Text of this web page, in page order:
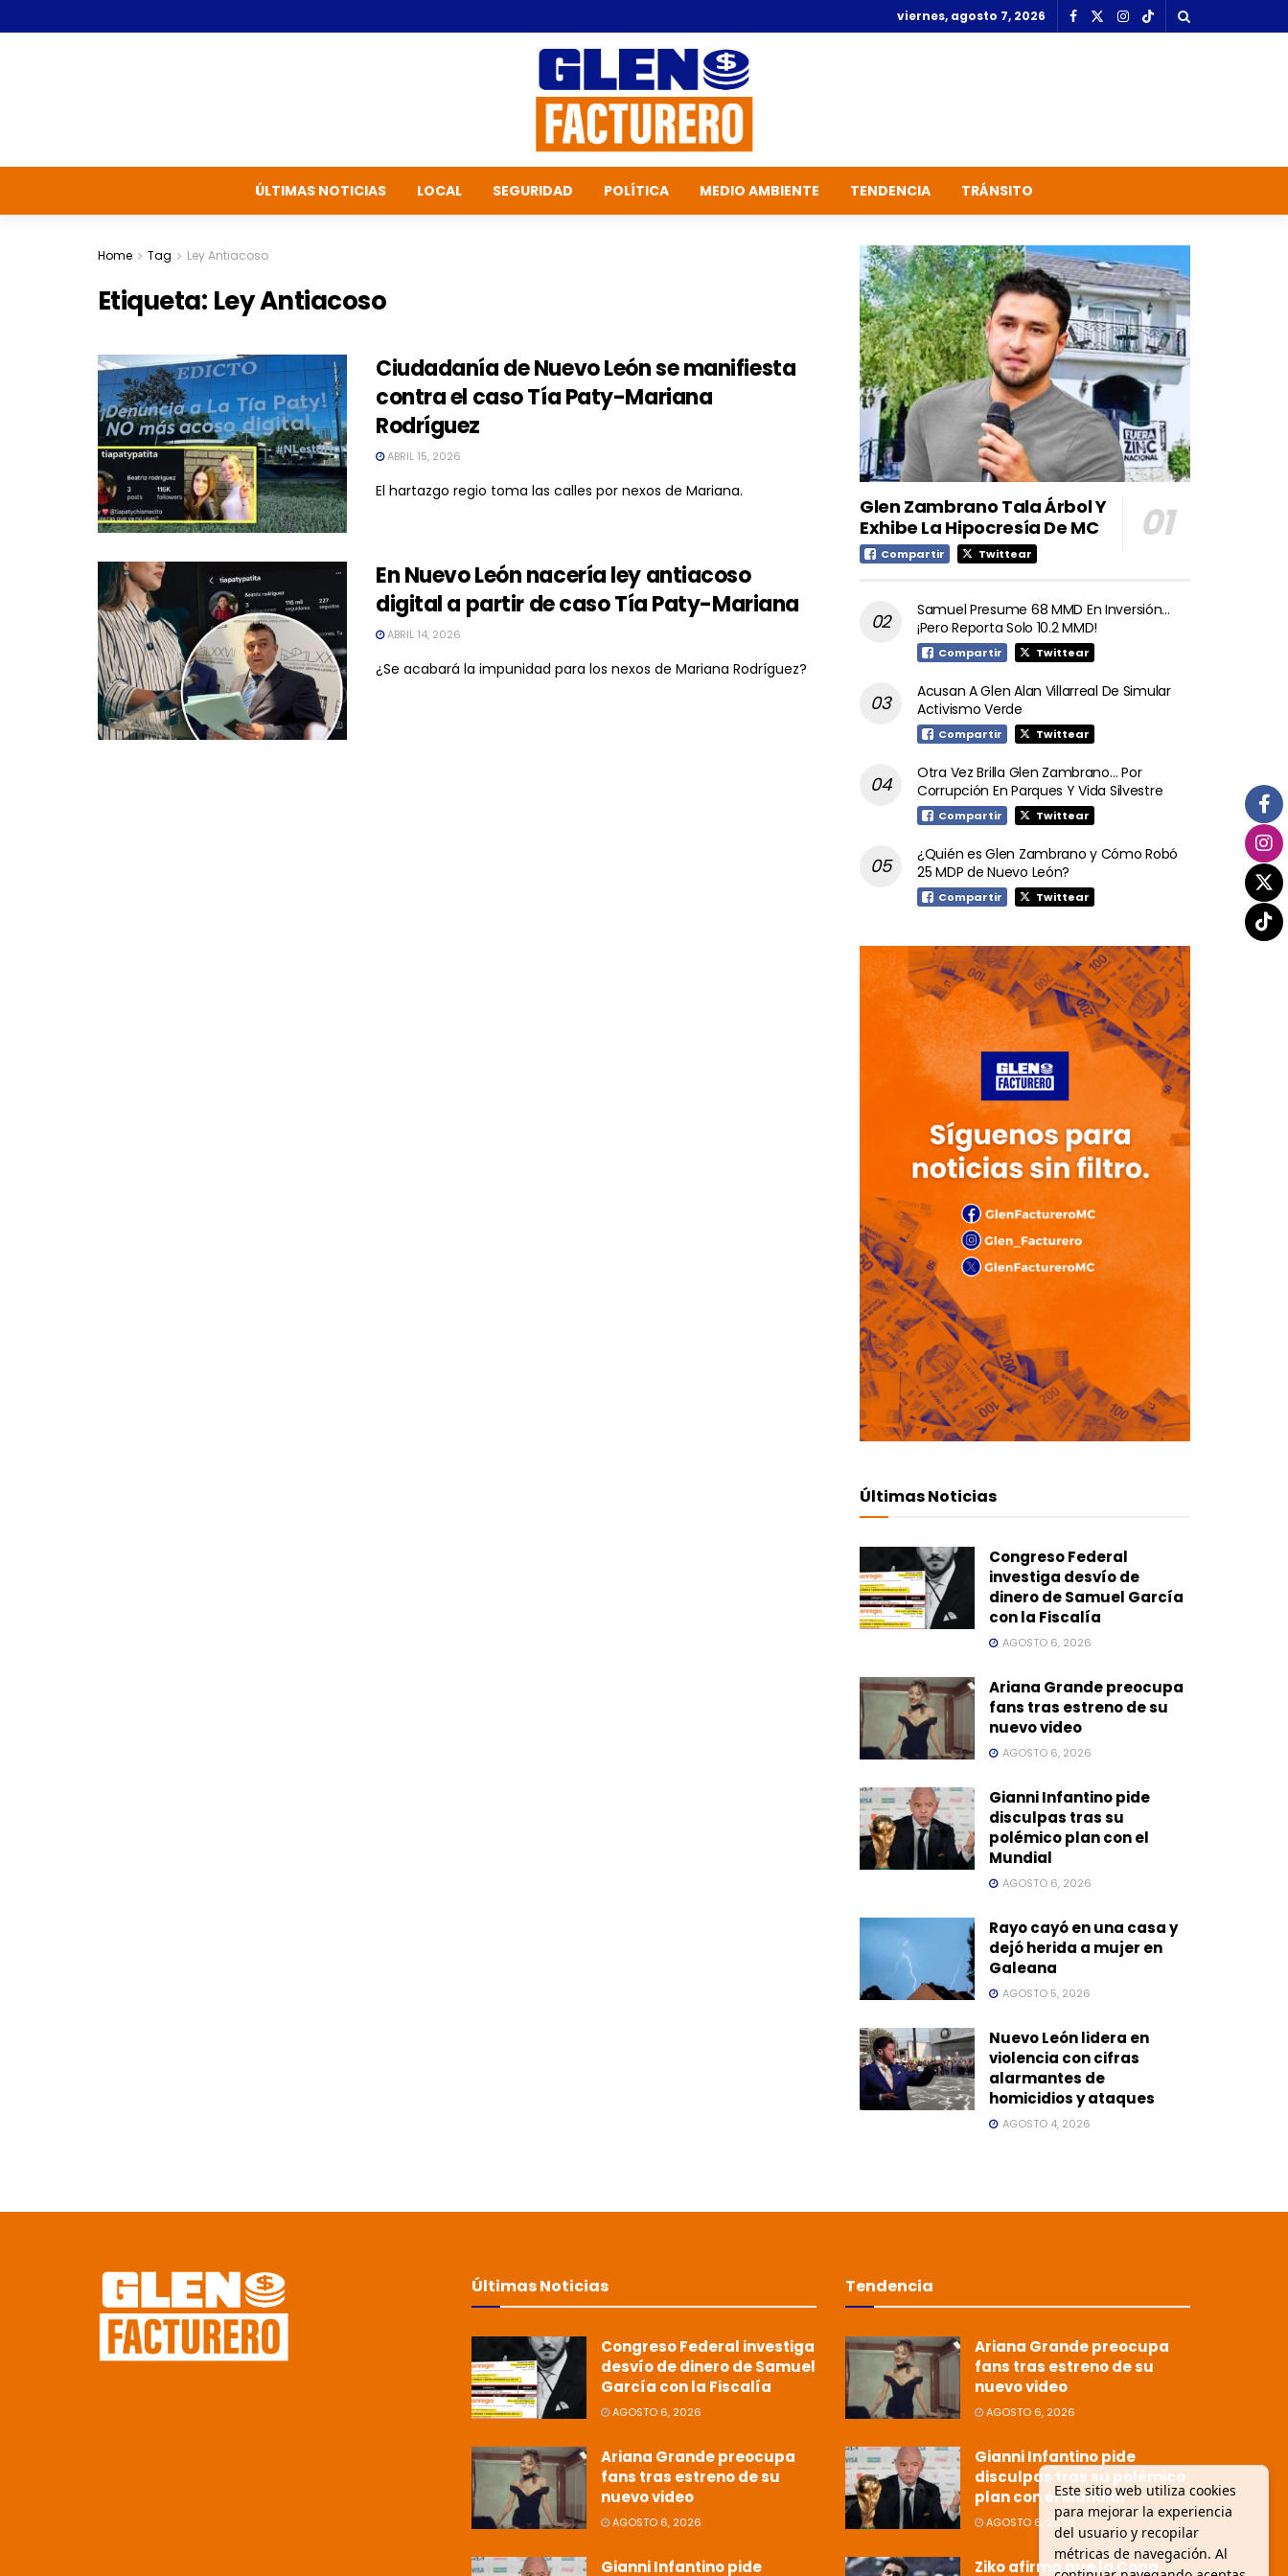
viernes, agosto 7, 2026
ÚLTIMAS NOTICIAS LOCAL SEGURIDAD POLÍTICA MEDIO AMBIENTE TENDENCIA TRÁNSITO
Home Tag Ley Antiacoso
Etiqueta: Ley Antiacoso
Ciudadanía de Nuevo León se manifiesta
contra el caso Tía Paty-Mariana
Rodríguez
ABRIL 15, 2026
El hartazgo regio toma las calles por nexos de Mariana.
En Nuevo León nacería ley antiacoso
digital a partir de caso Tía Paty-Mariana
ABRIL 14, 2026
¿Se acabará la impunidad para los nexos de Mariana Rodríguez?
Glen Zambrano Tala Árbol Y
Exhibe La Hipocresía De MC
Compartir Twittear
Samuel Presume 68 MMD En Inversión…
¡Pero Reporta Solo 10.2 MMD!
Compartir Twittear
Acusan A Glen Alan Villarreal De Simular
Activismo Verde
Compartir Twittear
Otra Vez Brilla Glen Zambrano… Por
Corrupción En Parques Y Vida Silvestre
Compartir Twittear
¿Quién es Glen Zambrano y Cómo Robó
25 MDP de Nuevo León?
Compartir Twittear
Últimas Noticias
Congreso Federal
investiga desvío de
dinero de Samuel García
con la Fiscalía
AGOSTO 6, 2026
Ariana Grande preocupa
fans tras estreno de su
nuevo video
AGOSTO 6, 2026
Gianni Infantino pide
disculpas tras su
polémico plan con el
Mundial
AGOSTO 6, 2026
Rayo cayó en una casa y
dejó herida a mujer en
Galeana
AGOSTO 5, 2026
Nuevo León lidera en
violencia con cifras
alarmantes de
homicidios y ataques
AGOSTO 4, 2026
Últimas Noticias
Congreso Federal investiga
desvío de dinero de Samuel
García con la Fiscalía
AGOSTO 6, 2026
Ariana Grande preocupa
fans tras estreno de su
nuevo video
AGOSTO 6, 2026
Gianni Infantino pide
Tendencia
Ariana Grande preocupa
fans tras estreno de su
nuevo video
AGOSTO 6, 2026
Gianni Infantino pide
disculpas tras su polémico
plan con el Mundial
AGOSTO 6, 2026
Ziko afirma que la Copa
Este sitio web utiliza cookies
para mejorar la experiencia
del usuario y recopilar
métricas de navegación. Al